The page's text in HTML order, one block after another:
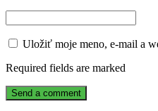
Uložiť moje meno, e-mail a
Required fields are marked